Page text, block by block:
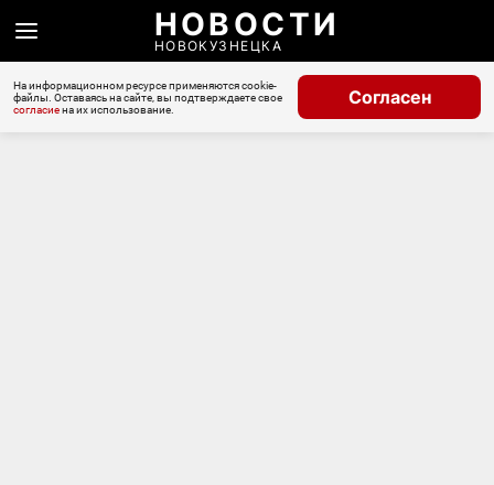
НОВОСТИ
НОВОКУЗНЕЦКА
На информационном ресурсе применяются cookie-
файлы. Оставаясь на сайте, вы подтверждаете свое
согласиена их использование.
Согласен